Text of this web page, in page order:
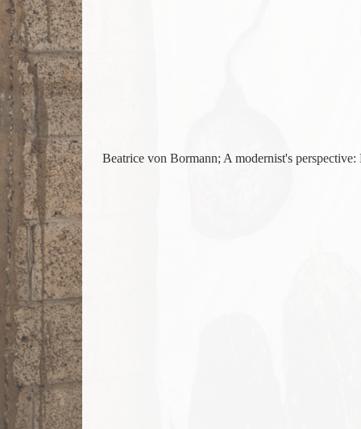
Beatrice von Bormann; A modernist's